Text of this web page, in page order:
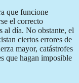
que funcione
el correcto
al día. No obstante, el
ciertos errores de
mayor, catástrofes
que hagan imposible